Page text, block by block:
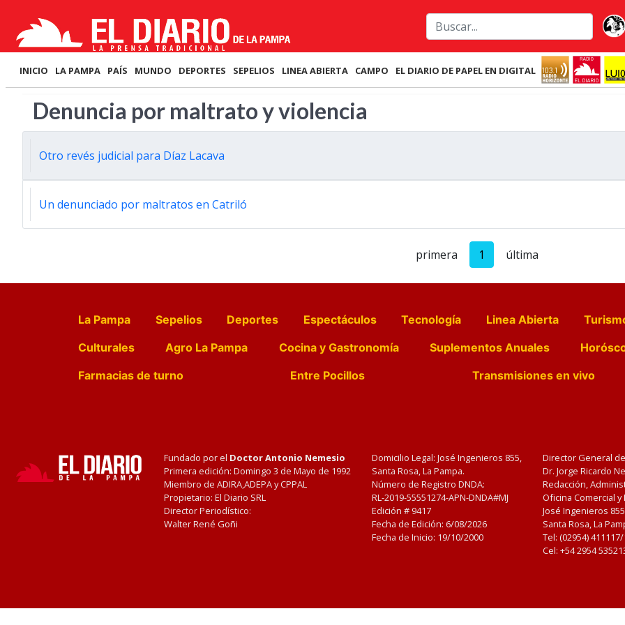
INICIO LA PAMPA PAÍS MUNDO DEPORTES SEPELIOS LINEA ABIERTA CAMPO EL DIARIO DE PAPEL EN DIGITAL
Denuncia por maltrato y violencia
Otro revés judicial para Díaz Lacava
Un denunciado por maltratos en Catriló
primera 1 última
La Pampa Sepelios Deportes Espectáculos Tecnología Linea Abierta
Culturales
Agro La Pampa Cocina y Gastronomía Suplementos Anuales
Farmacias de turno
Entre Pocillos Transmisiones en vivo
Fundado por el Doctor Antonio Nemesio
Primera edición: Domingo 3 de Mayo de 1992
Miembro de ADIRA,ADEPA y CPPAL
Propietario: El Diario SRL
Director Periodístico:
Walter René Goñi
Domicilio Legal: José Ingenieros 855,
Santa Rosa, La Pampa.
Número de Registro DNDA:
RL-2019-55551274-APN-DNDA#MJ
Edición # 9417
Fecha de Edición: 6/08/2026
Fecha de Inicio: 19/10/2000
Director General
Dr. Jorge Ricardo
Redacción,
Oficina Comercial
José Ingenieros
Santa Rosa, La
Tel: (02954)
Cel: +54 2954